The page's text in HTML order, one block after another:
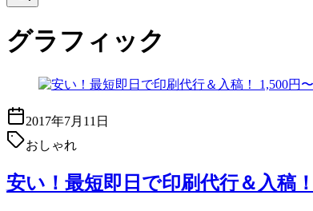
グラフィック
2017年7月11日
おしゃれ
安い！最短即日で印刷代行＆入稿